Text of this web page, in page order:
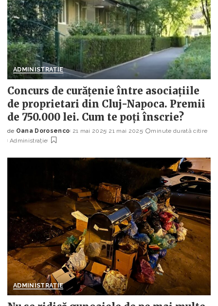
ADMINISTRAȚIE
Concurs de curățenie între asociațiile
de proprietari din Cluj-Napoca. Premii
de 750.000 lei. Cum te poți înscrie?
Posted
by
de Oana Dorosenco 21 mai 2025 21 mai 2025
minute durată citire
Administrație
ADMINISTRAȚIE